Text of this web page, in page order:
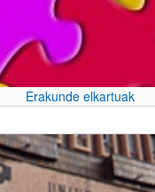
Erakunde elkartuak